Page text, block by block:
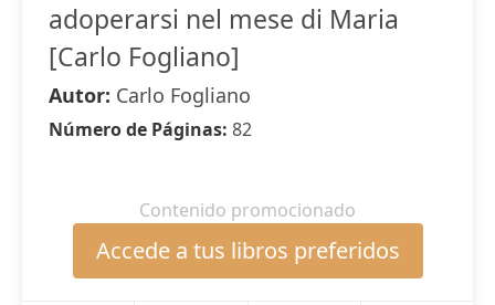
adoperarsi nel mese di Maria
[Carlo Fogliano]
Autor: Carlo Fogliano
Número de Páginas: 82
Contenido promocionado
Accede a tus libros preferidos